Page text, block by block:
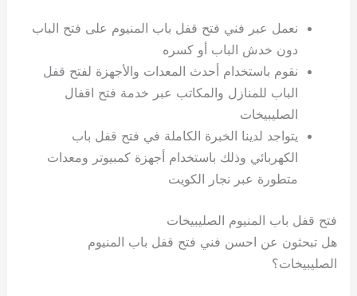
نعمل عبر فني فتح قفل باب المنيوم على فتح الباب
دون خدش الباب أو كسره
نقوم باستخدام أحدث المعدات والأجهزة لفتح قفل
الباب للمنازل والمكاتب عبر خدمة فتح اقفال
الصليبيخات
يتواجد لدينا الخبرة الكاملة في فتح قفل باب
الكهربائي وذلك باستخدام أجهزة كمبيوتر ومعدات
متطورة عبر نجار الكويت
فتح قفل باب المنيوم الصليبيخات
هل تبحثون عن احسن فني فتح قفل باب المنيوم
الصليبيخات؟